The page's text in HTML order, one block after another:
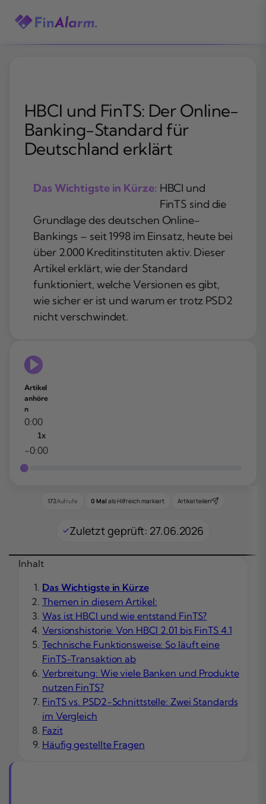
Inhalt
HBCI und FinTS: Der Online-
Banking-Standard für
Deutschland erklärt
Das Wichtigste in Kürze: HBCI und
FinTS sind die
Grundlage des deutschen Online-
Bankings – seit 1998 im Einsatz, heute bei
über 2.000 Kreditinstituten aktiv. Dieser
Artikel erklärt, wie der Standard
funktioniert, welche Versionen es gibt,
wie sicher er ist und warum er trotz PSD2
nicht verschwindet.
Artikel
anhöre
n
0:00
1x
-0:00
172Aufrufe 0 Mal als Hilfreich markiert Artikel teilen
Zuletzt geprüft: 27.06.2026
Inhalt
Das Wichtigste in Kürze
Themen in diesem Artikel:
Was ist HBCI und wie entstand FinTS?
Versionshistorie: Von HBCI 2.01 bis FinTS 4.1
Technische Funktionsweise: So läuft eine
FinTS-Transaktion ab
Verbreitung: Wie viele Banken und Produkte
nutzen FinTS?
FinTS vs. PSD2-Schnittstelle: Zwei Standards
im Vergleich
Fazit
Häufig gestellte Fragen